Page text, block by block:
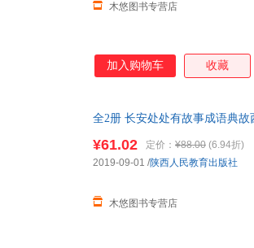
木悠图书专营店
加入购物车 收藏
全2册 长安处处有故事成语典
¥61.02 定价： ¥88.00 (6.94折)
木悠图书专营店
2019-09-01 /陕西人民教育出版社